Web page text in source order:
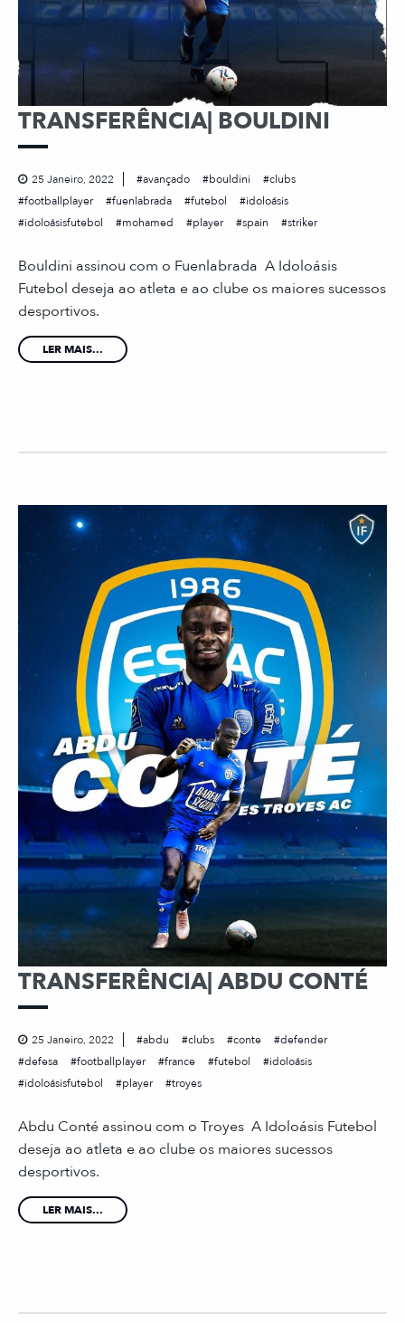
TRANSFERÊNCIA| BOULDINI
25 Janeiro, 2022 avançado bouldini
clubs
footballplayer
fuenlabrada futebol
idoloásis
idoloásisfutebol
mohamed player spain striker
Bouldini assinou com o Fuenlabrada A Idoloásis
Futebol deseja ao atleta e ao clube os maiores sucessos
desportivos.
LER MAIS...
TRANSFERÊNCIA| ABDU CONTÉ
25 Janeiro, 2022 abdu clubs conte
defender
defesa
footballplayer france futebol
idoloásis
idoloásisfutebol
player troyes
Abdu Conté assinou com o Troyes A Idoloásis Futebol
deseja ao atleta e ao clube os maiores sucessos
desportivos.
LER MAIS...